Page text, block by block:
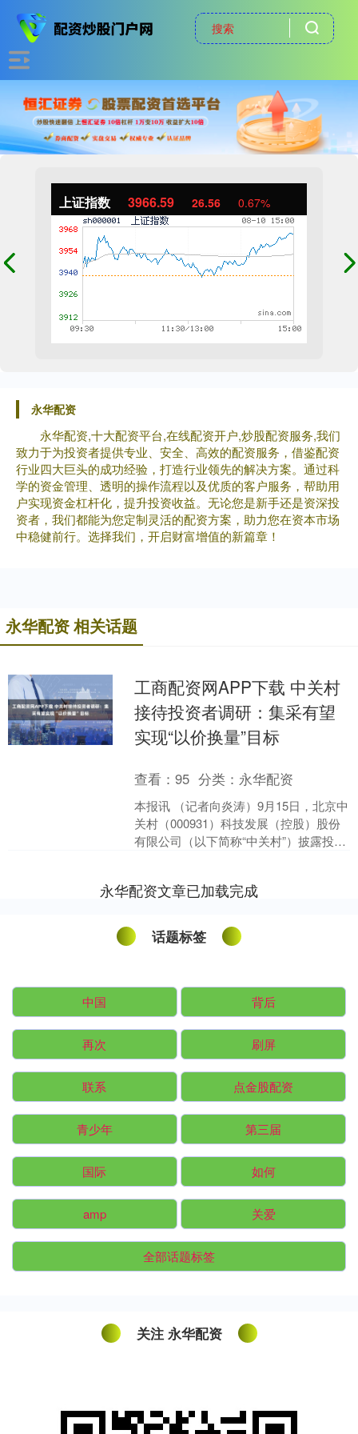
上证指数 3966.59 26.56 0.67%
永华配资
永华配资,十大配资平台,在线配资开户,炒股配资服务,我们
致力于为投资者提供专业、安全、高效的配资服务，借鉴配资
行业四大巨头的成功经验，打造行业领先的解决方案。通过科
学的资金管理、透明的操作流程以及优质的客户服务，帮助用
户实现资金杠杆化，提升投资收益。无论您是新手还是资深投
资者，我们都能为您定制灵活的配资方案，助力您在资本市场
中稳健前行。选择我们，开启财富增值的新篇章！
永华配资 相关话题
工商配资网APP下载 中关村
接待投资者调研：集采有望
实现“以价换量”目标
查看：95 分类： 永华配资
本报讯 （记者向炎涛）9月15日，北京中
关村（000931）科技发展（控股）股份
有限公司（以下简称“中关村”）披露投资
永华配资文章已加载完成
话题标签
中国 背后
再次 刷屏
联系 点金股配资
青少年 第三届
国际 如何
amp 关爱
全部话题标签
关注 永华配资